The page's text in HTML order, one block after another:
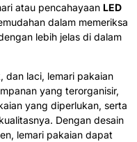
atau pencahayaan LED
dalam memeriksa
lebih jelas di dalam
dan laci, lemari pakaian
yang terorganisir,
yang diperlukan, serta
Dengan desain
lemari pakaian dapat